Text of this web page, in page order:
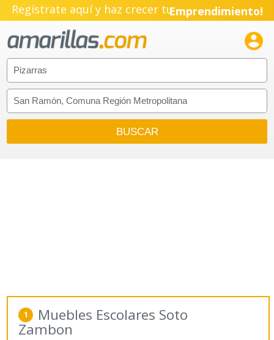
Regístrate aquí y haz crecer tuEmprendimiento!

1 Muebles Escolares Soto
Zambon